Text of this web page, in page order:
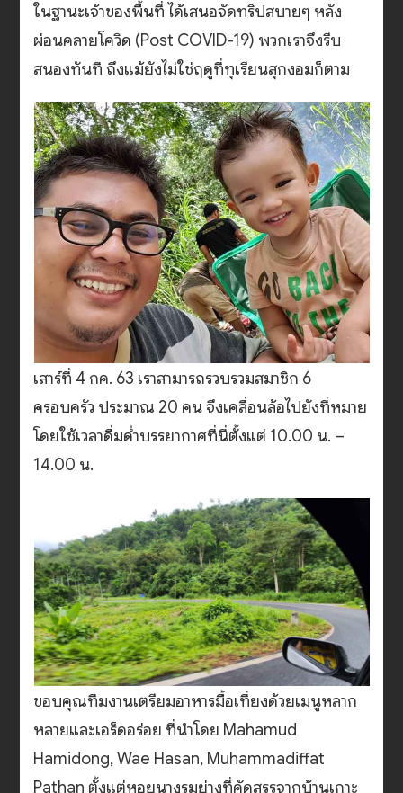
ในฐานะเจ้าของพื้นที่ ได้เสนอจัดทริปสบายๆ หลัง
ผ่อนคลายโควิด (Post COVID-19) พวกเราจึงรีบ
สนองทันที ถึงแม้ยังไม่ใช่ฤดูที่ทุเรียนสุกงอมก็ตาม
เสาร์ที่ 4 กค. 63 เราสามารถรวบรวมสมาชิก 6
ครอบครัว ประมาณ 20 คน จึงเคลื่อนล้อไปยังที่หมาย
โดยใช้เวลาดื่มด่ำบรรยากาศที่นี่ตั้งแต่ 10.00 น. –
14.00 น.
ขอบคุณทีมงานเตรียมอาหารมื้อเที่ยงด้วยเมนูหลาก
หลายและเอร็ดอร่อย ที่นำโดย Mahamud
Hamidong, Wae Hasan, Muhammadiffat
Pathan ตั้งแต่หอยนางรมย่างที่คัดสรรจากบ้านเกาะ